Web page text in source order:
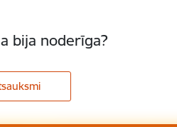
bija noderīga?